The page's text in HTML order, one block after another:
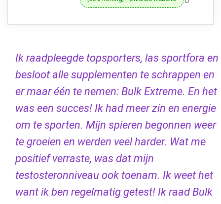
Ik raadpleegde topsporters, las sportfora en
besloot alle supplementen te schrappen en
er maar één te nemen: Bulk Extreme. En het
was een succes! Ik had meer zin en energie
om te sporten. Mijn spieren begonnen weer
te groeien en werden veel harder. Wat me
positief verraste, was dat mijn
testosteronniveau ook toenam. Ik weet het
want ik ben regelmatig getest! Ik raad Bulk